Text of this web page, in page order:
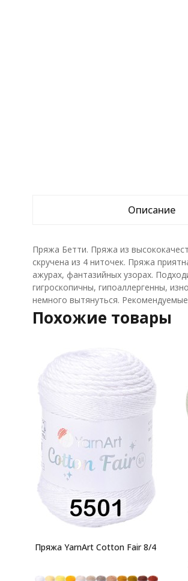
Описание
Пряжа Бетти. Пряжа из
скручена из 4 ниточек. Пряжа
ажурах, фантазийных узорах.
гигроскопичны, гипоаллергенны,
немного вытянуться.
Похожие товары
Пряжа YarnArt Cotton Fair 8/4